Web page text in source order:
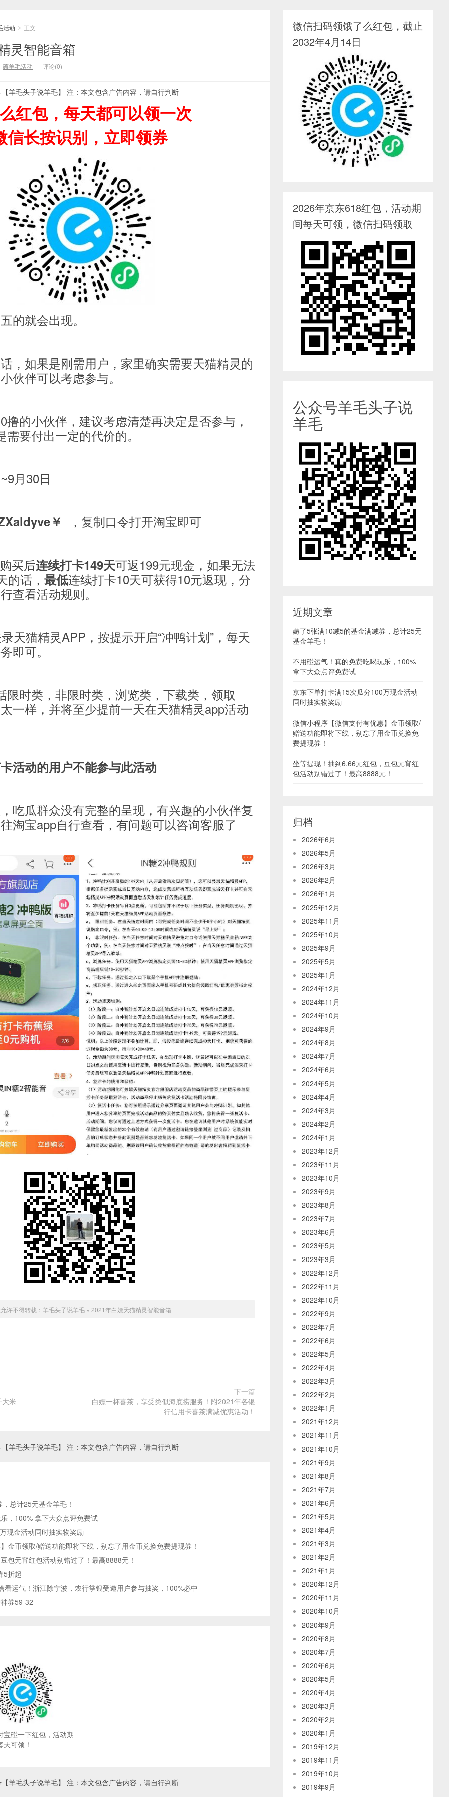
活动 > 正文
灵智能音箱
薅羊毛活动 评论(0)
羊毛头子说羊毛】 注：本文包含广告内容，请自行判断
红包，每天都可以领一次
信长按识别，立即领券
的就会出现。
，如果是刚需用户，家里确实需要天猫精灵的
伙伴可以考虑参与。
撸的小伙伴，建议考虑清楚再决定是否参与，
要付出一定的代价的。
月30日
￥ ，复制口令打开淘宝即可
买后连续打卡149天可返199元现金，如果无法
的话， 最低连续打卡10天可获得10元返现，分
查看活动规则。
天猫精灵APP，按提示开启“冲鸭计划”，每天
即可。
限时类，非限时类，浏览类，下载类，领取
一样，并将至少提前一天在天猫精灵app活动
活动的用户不能参与此活动
吃瓜群众没有完整的呈现，有兴趣的小伙伴复
淘宝app自行查看，有问题可以咨询客服了
许不得转载： 羊毛头子说羊毛» 2021年白嫖天猫精灵智能音箱
米
下一篇
白嫖一杯喜茶，享受类似海底捞服务！附2021年各银
行信用卡喜茶满减优惠活动！
羊毛头子说羊毛】 注：本文包含广告内容，请自行判断
总计25元基金羊毛！
，100% 拿下大众点评免费试
现金活动同时抽实物奖励
金币领取/赠送功能即将下线，别忘了用金币兑换免费提现券！
包元宵红包活动别错过了！最高8888元！
5折起
看运气！浙江除宁波，农行掌银受邀用户参与抽奖，100%必中
券59-32
宝碰一下红包，活动期
天可领！
羊毛头子说羊毛】 注：本文包含广告内容，请自行判断
微信扫码领饿了么红包，截止
2032年4月14日
2026年京东618红包，活动期
间每天可领，微信扫码领取
公众号羊毛头子说
羊毛
近期文章
薅了5张满10减5的基金满减券，总计25元
基金羊毛！
不用碰运气！真的免费吃喝玩乐，100%
拿下大众点评免费试
京东下单打卡满15次瓜分100万现金活动
同时抽实物奖励
微信小程序【微信支付有优惠】金币领取/
赠送功能即将下线，别忘了用金币兑换免
费提现券！
坐等提现！抽到6.66元红包，豆包元宵红
包活动别错过了！最高8888元！
归档
2026年6月
2026年5月
2026年3月
2026年2月
2026年1月
2025年12月
2025年11月
2025年10月
2025年9月
2025年5月
2025年1月
2024年12月
2024年11月
2024年10月
2024年9月
2024年8月
2024年7月
2024年6月
2024年5月
2024年4月
2024年3月
2024年2月
2024年1月
2023年12月
2023年11月
2023年10月
2023年9月
2023年8月
2023年7月
2023年6月
2023年5月
2023年3月
2022年12月
2022年11月
2022年10月
2022年9月
2022年7月
2022年6月
2022年5月
2022年4月
2022年3月
2022年2月
2022年1月
2021年12月
2021年11月
2021年10月
2021年9月
2021年8月
2021年7月
2021年6月
2021年5月
2021年4月
2021年3月
2021年2月
2021年1月
2020年12月
2020年11月
2020年10月
2020年9月
2020年8月
2020年7月
2020年6月
2020年5月
2020年4月
2020年3月
2020年2月
2020年1月
2019年12月
2019年11月
2019年10月
2019年9月